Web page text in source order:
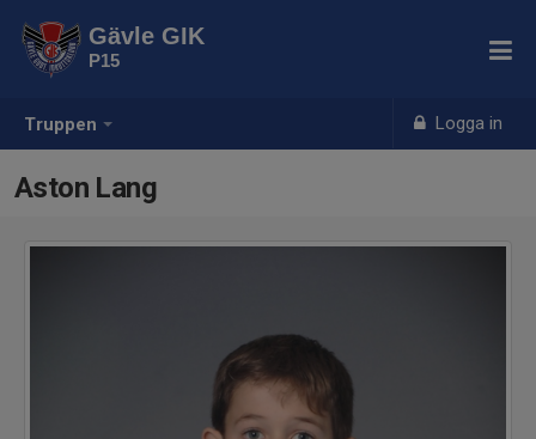
Truppen Logga in
Gävle GIK
P15
Aston Lang